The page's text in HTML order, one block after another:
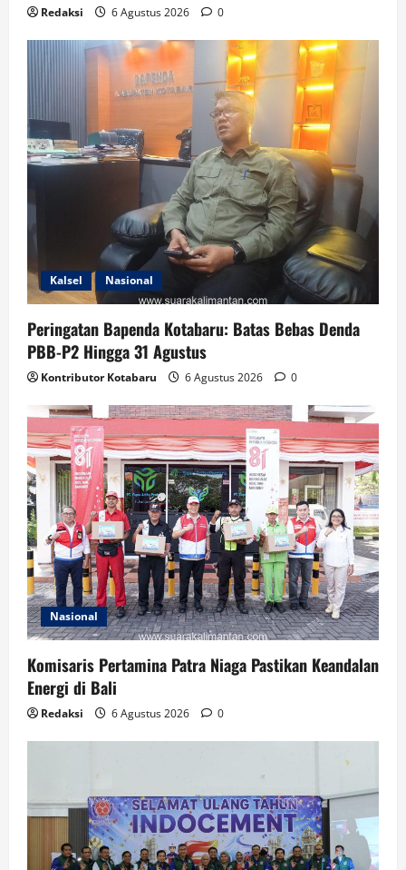
Redaksi 6 Agustus 2026 0
Kalsel Nasional
Peringatan Bapenda Kotabaru: Batas Bebas Denda
PBB-P2 Hingga 31 Agustus
Kontributor Kotabaru 6 Agustus 2026 0
Nasional
Komisaris Pertamina Patra Niaga Pastikan Keandalan
Energi di Bali
Redaksi 6 Agustus 2026 0